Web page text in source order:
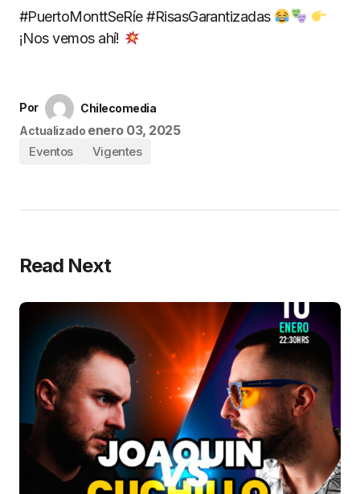
#PuertoMonttSeRíe #RisasGarantizadas
¡Nos vemos ahí!
Por
Chilecomedia
Actualizado enero 03, 2025
Eventos Vigentes
Read Next